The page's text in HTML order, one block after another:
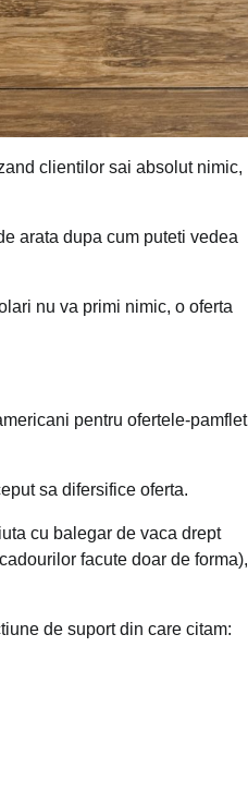
clientilor sai absolut nimic,
arata dupa cum puteti vedea
nu va primi nimic, o oferta
pentru ofertele-pamflet
sa difersifice oferta.
cu balegar de vaca drept
facute doar de forma),
de suport din care citam: